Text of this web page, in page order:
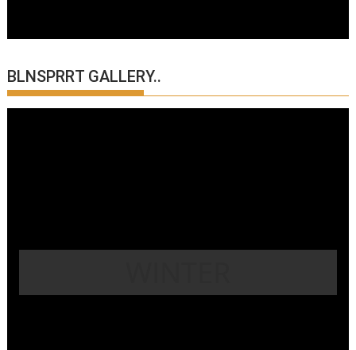
BLNSPRRT GALLERY..